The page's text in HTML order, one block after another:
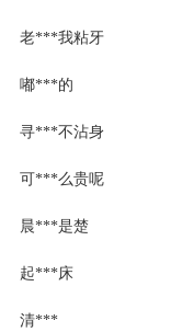
老***我粘牙
嘟***的
寻***不沾身
可***么贵呢
晨***是楚
起***床
清***